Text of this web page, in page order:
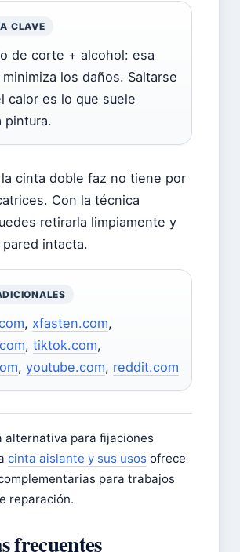
CLAVE
de corte + alcohol: esa
los daños. Saltarse
calor es lo que suele
pintura.
la cinta doble faz no tiene por
Con la técnica
retirarla limpiamente y
intacta.
, xfasten.com,
, tiktok.com,
, youtube.com, reddit.com
alternativa para fijaciones
cinta aislante y sus usos ofrece
para trabajos
reparación.
frecuentes